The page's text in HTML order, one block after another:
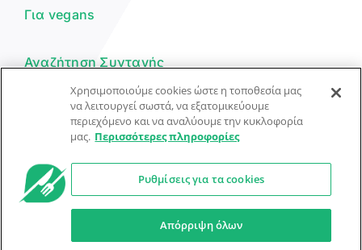
Για vegans
Αναζήτηση Συνταγής
Υποβολή Συνταγής
Φόρμα Επικοινωνίας
© Dorpon • Μηχανή αναζήτησης για …καλοφαγάδες!
Προστασία Προσωπικών Δεδομένων Όροι Xρήσης
Ο βοηθός μπορεί να κάνει λάθη — ελέγξτε τις συνταγές.
Χρησιμοποιούμε cookies ώστε η τοποθεσία μας
να λειτουργεί σωστά, να εξατομικεύουμε
περιεχόμενο και να αναλύουμε την κυκλοφορία
μας. Περισσότερες πληροφορίες
Ρυθμίσεις για τα cookies
Απόρριψη όλων